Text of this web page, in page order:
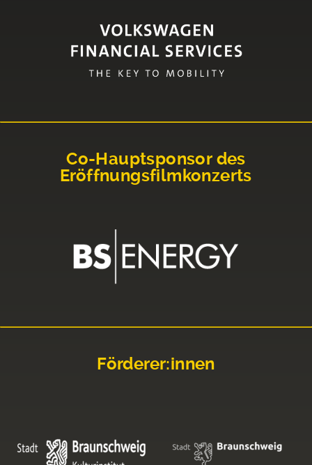
Co-Hauptsponsor des
Eröffnungsfilmkonzerts
Förderer:innen